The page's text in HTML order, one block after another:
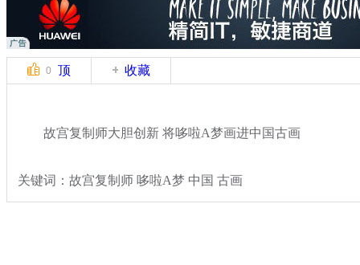
0 顶 收藏
故宫复制师大胆创新 将哆啦A梦画进中国古画
关键词：故宫复制师 哆啦A梦 中国 古画